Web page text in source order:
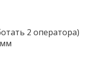
2 оператора)